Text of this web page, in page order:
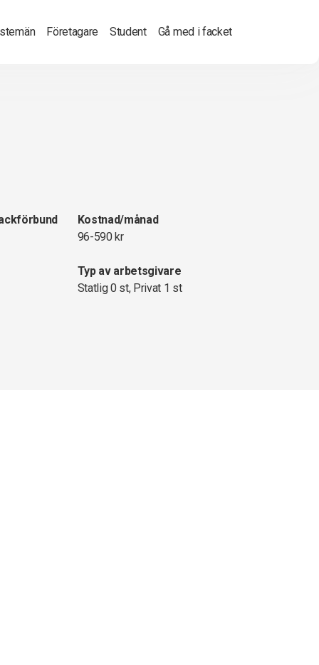
Företagare Student Gå med i facket
Kostnad/månad
96-590 kr
Typ av arbetsgivare
Statlig 0 st, Privat 1 st